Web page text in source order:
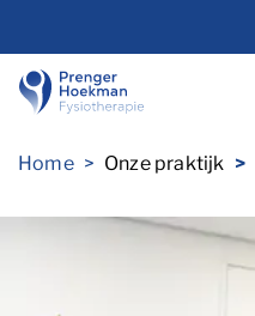
Home Onze praktijk